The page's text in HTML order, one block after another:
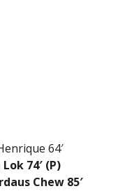
64′
74′ (P)
Chew 85′